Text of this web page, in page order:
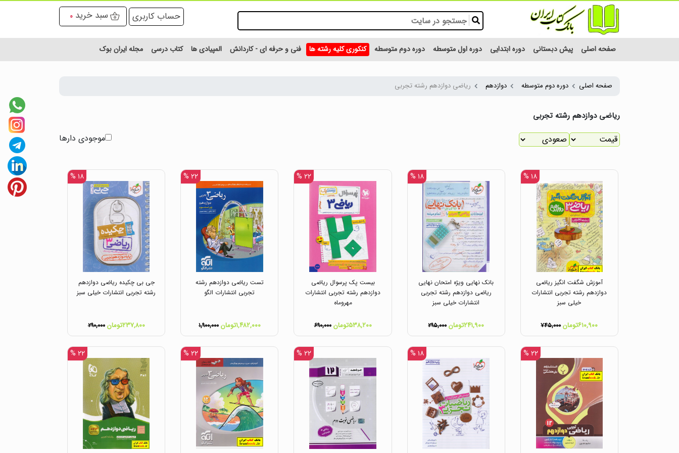
حساب کاربری سبد خرید 0
صفحه اصلی پیش دبستانی دوره ابتدایی دوره اول متوسطه دوره دوم متوسطه کنکوری کلیه رشته ها فنی و حرفه ای - کاردانش المپیادی ها کتاب درسی مجله ایران بوک
صفحه اصلی دوره دوم متوسطه دوازدهم ریاضی دوازدهم رشته تجربی
ریاضی دوازدهم رشته تجربی
موجودی دارها
۱۸ %
آموزش شگفت انگیز ریاضی
دوازدهم رشته تجربی انتشارات
خیلی سبز
۶۱۰,۹۰۰تومان ۷۴۵,۰۰۰
۱۸ %
بانک نهایی ویژه امتحان نهایی
ریاضی دوازدهم رشته تجربی
انتشارات خیلی سبز
۲۴۱,۹۰۰تومان ۲۹۵,۰۰۰
۲۲ %
بیست پک پرسوال ریاضی
دوازدهم رشته تجربی انتشارات
مهروماه
۵۳۸,۲۰۰تومان ۶۹۰,۰۰۰
۲۲ %
تست ریاضی دوازدهم رشته
تجربی انتشارات الگو
۱,۴۸۲,۰۰۰تومان ۱,۹۰۰,۰۰۰
۱۸ %
جی بی چکیده ریاضی دوازدهم
رشته تجربی انتشارات خیلی سبز
۲۳۷,۸۰۰تومان ۲۹۰,۰۰۰
۲۲ % ۱۸ % ۲۲ % ۲۲ % ۲۲ %